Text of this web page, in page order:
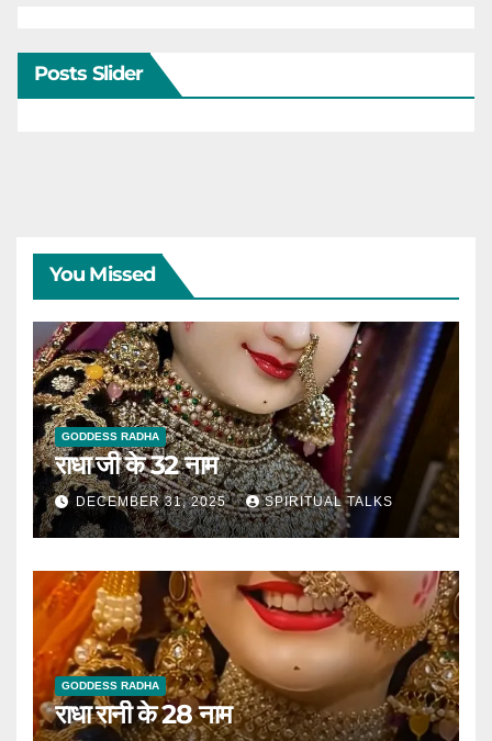
Posts Slider
You Missed
GODDESS RADHA
राधा जी के 32 नाम
DECEMBER 31, 2025 SPIRITUAL TALKS
GODDESS RADHA
राधा रानी के 28 नाम